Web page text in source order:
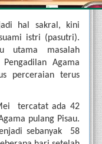
hal sakral, kini
istri (pasutri).
utama masalah
Agama
perceraian terus
tercatat ada 42
pulang Pisau.
sebanyak  58